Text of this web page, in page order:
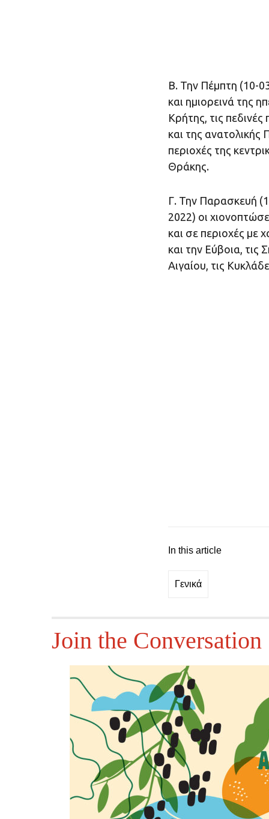
Β. Την Πέμπτη (10-
και ημιορεινά της
Κρήτης, τις
και της ανατολικής
περιοχές της
Θράκης.
Γ. Την Παρασκευή
2022) οι
και σε περιοχές με
και την Εύβοια, τις
Αιγαίου, τις
In this article
Γενικά
Join the Conversation